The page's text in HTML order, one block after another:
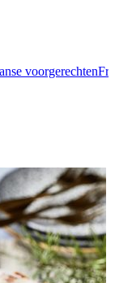
voorgerechten